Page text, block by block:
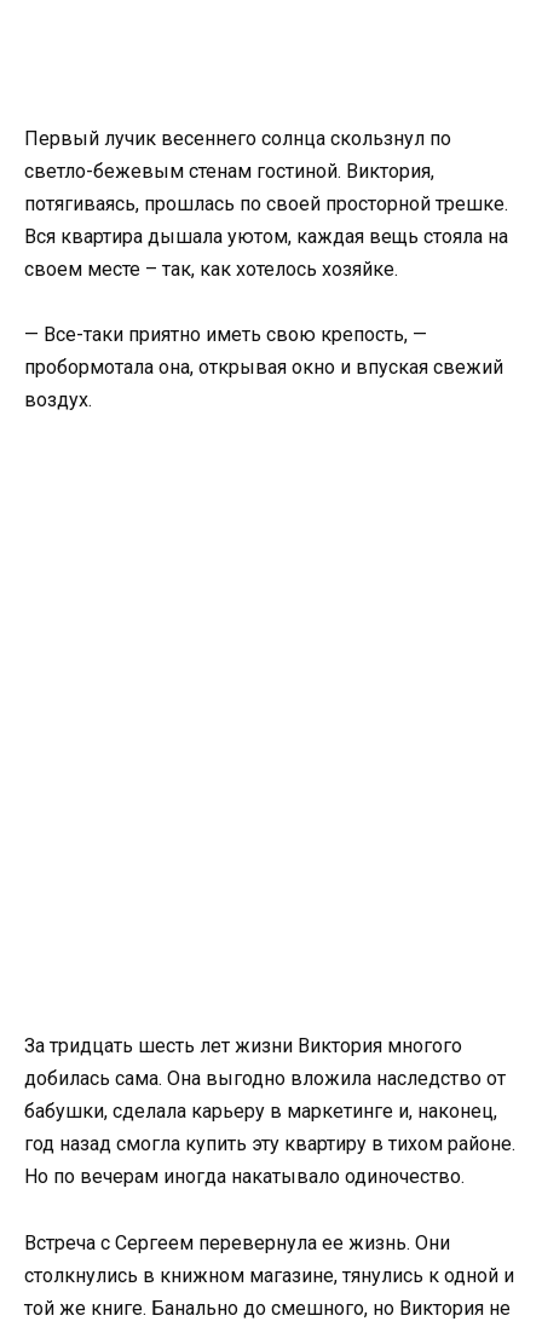
Первый лучик весеннего солнца скользнул по
светло-бежевым стенам гостиной. Виктория,
потягиваясь, прошлась по своей просторной трешке.
Вся квартира дышала уютом, каждая вещь стояла на
своем месте – так, как хотелось хозяйке.
— Все-таки приятно иметь свою крепость, —
пробормотала она, открывая окно и впуская свежий
воздух.
За тридцать шесть лет жизни Виктория многого
добилась сама. Она выгодно вложила наследство от
бабушки, сделала карьеру в маркетинге и, наконец,
год назад смогла купить эту квартиру в тихом районе.
Но по вечерам иногда накатывало одиночество.
Встреча с Сергеем перевернула ее жизнь. Они
столкнулись в книжном магазине, тянулись к одной и
той же книге. Банально до смешного, но Виктория не